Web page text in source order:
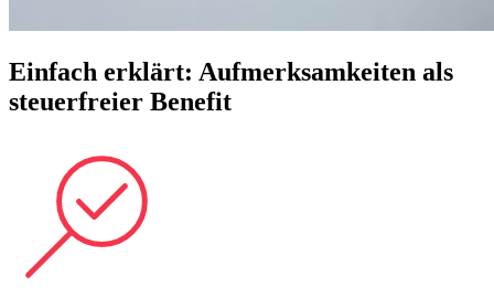
Einfach erklärt: Aufmerksamkeiten als
steuerfreier Benefit